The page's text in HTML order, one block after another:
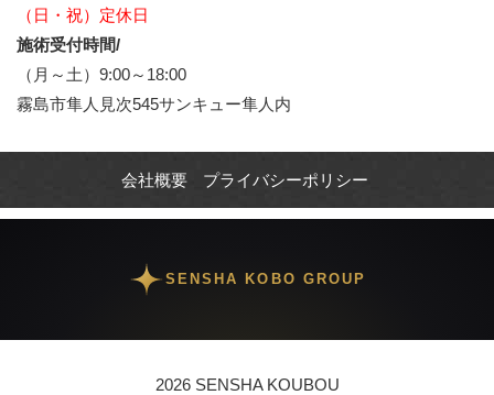
（日・祝）定休日
施術受付時間/
（月～土）9:00～18:00
霧島市隼人見次545サンキュー隼人内
会社概要 プライバシーポリシー
SENSHA KOBO GROUP
2026 SENSHA KOUBOU